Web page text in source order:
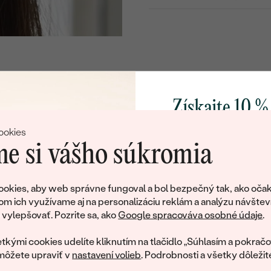
si vášho súkromia
aby web správne fungoval a bol bezpečný tak, ako
ich využívame aj na personalizáciu reklám a analýzu
Pozrite sa, ako Google spracováva osobné údaje.
cookies udelíte kliknutím na tlačidlo „Súhlasím a
upraviť v nastavení volieb. Podrobnosti a všetky
FARBA:
KOV
CELKOVÁ KARÁTOVÁ
ŠÍRKA:
CELKOVÁ PRIBLIŽNÁ
ale tento šperk si už svojích majiteľov
množstvo podobných produktov. Pokiaľ chcete byť
šperku, nechajte nám svoj e-mail.
Získajte 10
poctivo vyrábaných
Ako darček na
obratom pošleme